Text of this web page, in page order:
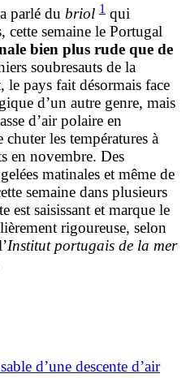
parlé du briol 1 qui
semaine le Portugal
bien plus rude que de
soubresauts de la
le pays fait désormais face
d’un autre genre, mais
d’air polaire en
les températures à
en novembre. Des
matinales et même de
semaine dans plusieurs
est saisissant et marque le
rigoureuse, selon
Institut portugais de la mer
d’une descente d’air